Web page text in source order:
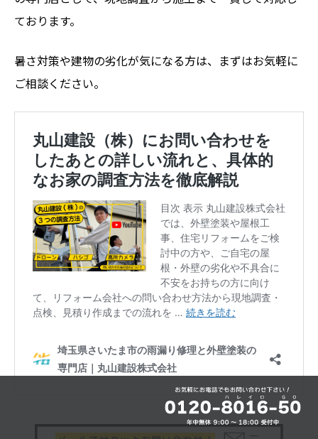
ております。
暑さ対策や建物の劣化が気になる方は、まずはお気軽に
ご相談ください。